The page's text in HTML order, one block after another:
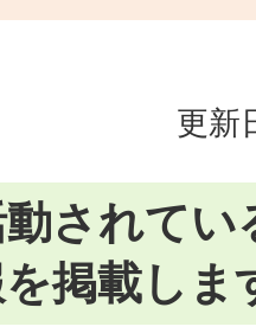
更新
されてい
掲載しま